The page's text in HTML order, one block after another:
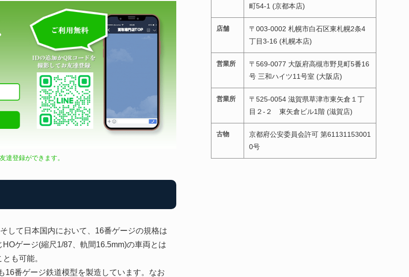
達登録ができます。
して日本国内において、16番ゲージの規格は
ゲージ(縮尺1/87、軌間16.5mm)の車両とは
も可能。
16番ゲージ鉄道模型を製造しています。なお
町54-1 (京都本店)
店舗
〒003-0002 札幌市白石区東札幌2条4
丁目3-16 (札幌本店)
営業所
〒569-0077 大阪府高槻市野見町5番16
号 三和ハイツ11号室 (大阪店)
営業所
〒525-0054 滋賀県草津市東矢倉１丁
目２-２ 東矢倉ビル1階 (滋賀店)
古物
京都府公安委員会許可 第61131153001
0号